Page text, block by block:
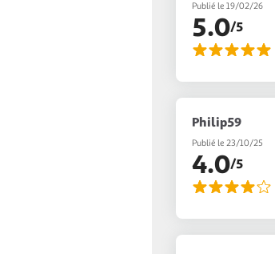
Publié le 19/02/26
5.0/5
Philip59
Publié le 23/10/25
4.0/5